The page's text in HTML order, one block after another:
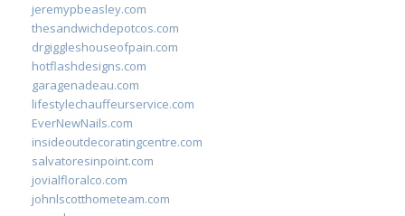
jeremypbeasley.com
thesandwichdepotcos.com
drgiggleshouseofpain.com
hotflashdesigns.com
garagenadeau.com
lifestylechauffeurservice.com
EverNewNails.com
insideoutdecoratingcentre.com
salvatoresinpoint.com
jovialfloralco.com
johnlscotthometeam.com